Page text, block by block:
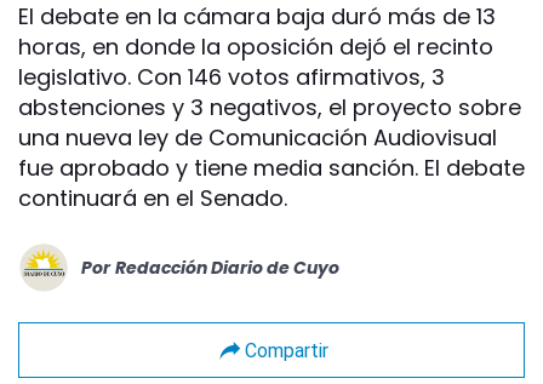
El debate en la cámara baja duró más de 13
horas, en donde la oposición dejó el recinto
legislativo. Con 146 votos afirmativos, 3
abstenciones y 3 negativos, el proyecto sobre
una nueva ley de Comunicación Audiovisual
fue aprobado y tiene media sanción. El debate
continuará en el Senado.
Por Redacción Diario de Cuyo
Compartir